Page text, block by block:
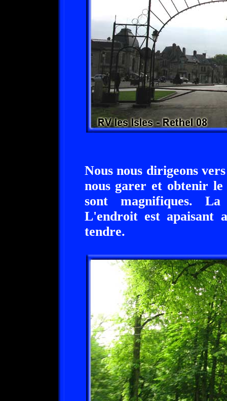
Nous nous dirigeons
nous garer et obtenir
sont magnifiques. La
L'endroit est apaisant
tendre.